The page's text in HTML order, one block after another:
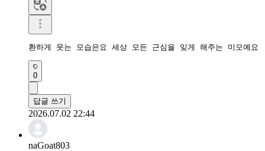
환하게 웃는 모습은요 세상 모든 근심을 잊게 해주는 미모예요
0
답글 쓰기
2026.07.02 22:44
naGoat803